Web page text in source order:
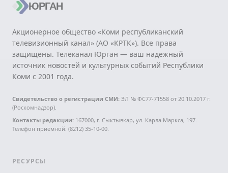
ЮРГАН
Акционерное общество «Коми республиканский
телевизионный канал» (АО «КРТК»). Все права
защищены. Телеканал Юрган — ваш надежный
источник новостей и культурных событий Республики
Коми с 2001 года.
Свидетельство о регистрации СМИ: ЭЛ № ФС77-71558 от 20.10.2017 г.
(Роскомнадзор).
Контакты редакции: 167000, г. Сыктывкар, ул. Карла Маркса, 197.
Телефон приемной: (8212) 35-10-00.
РЕСУРСЫ